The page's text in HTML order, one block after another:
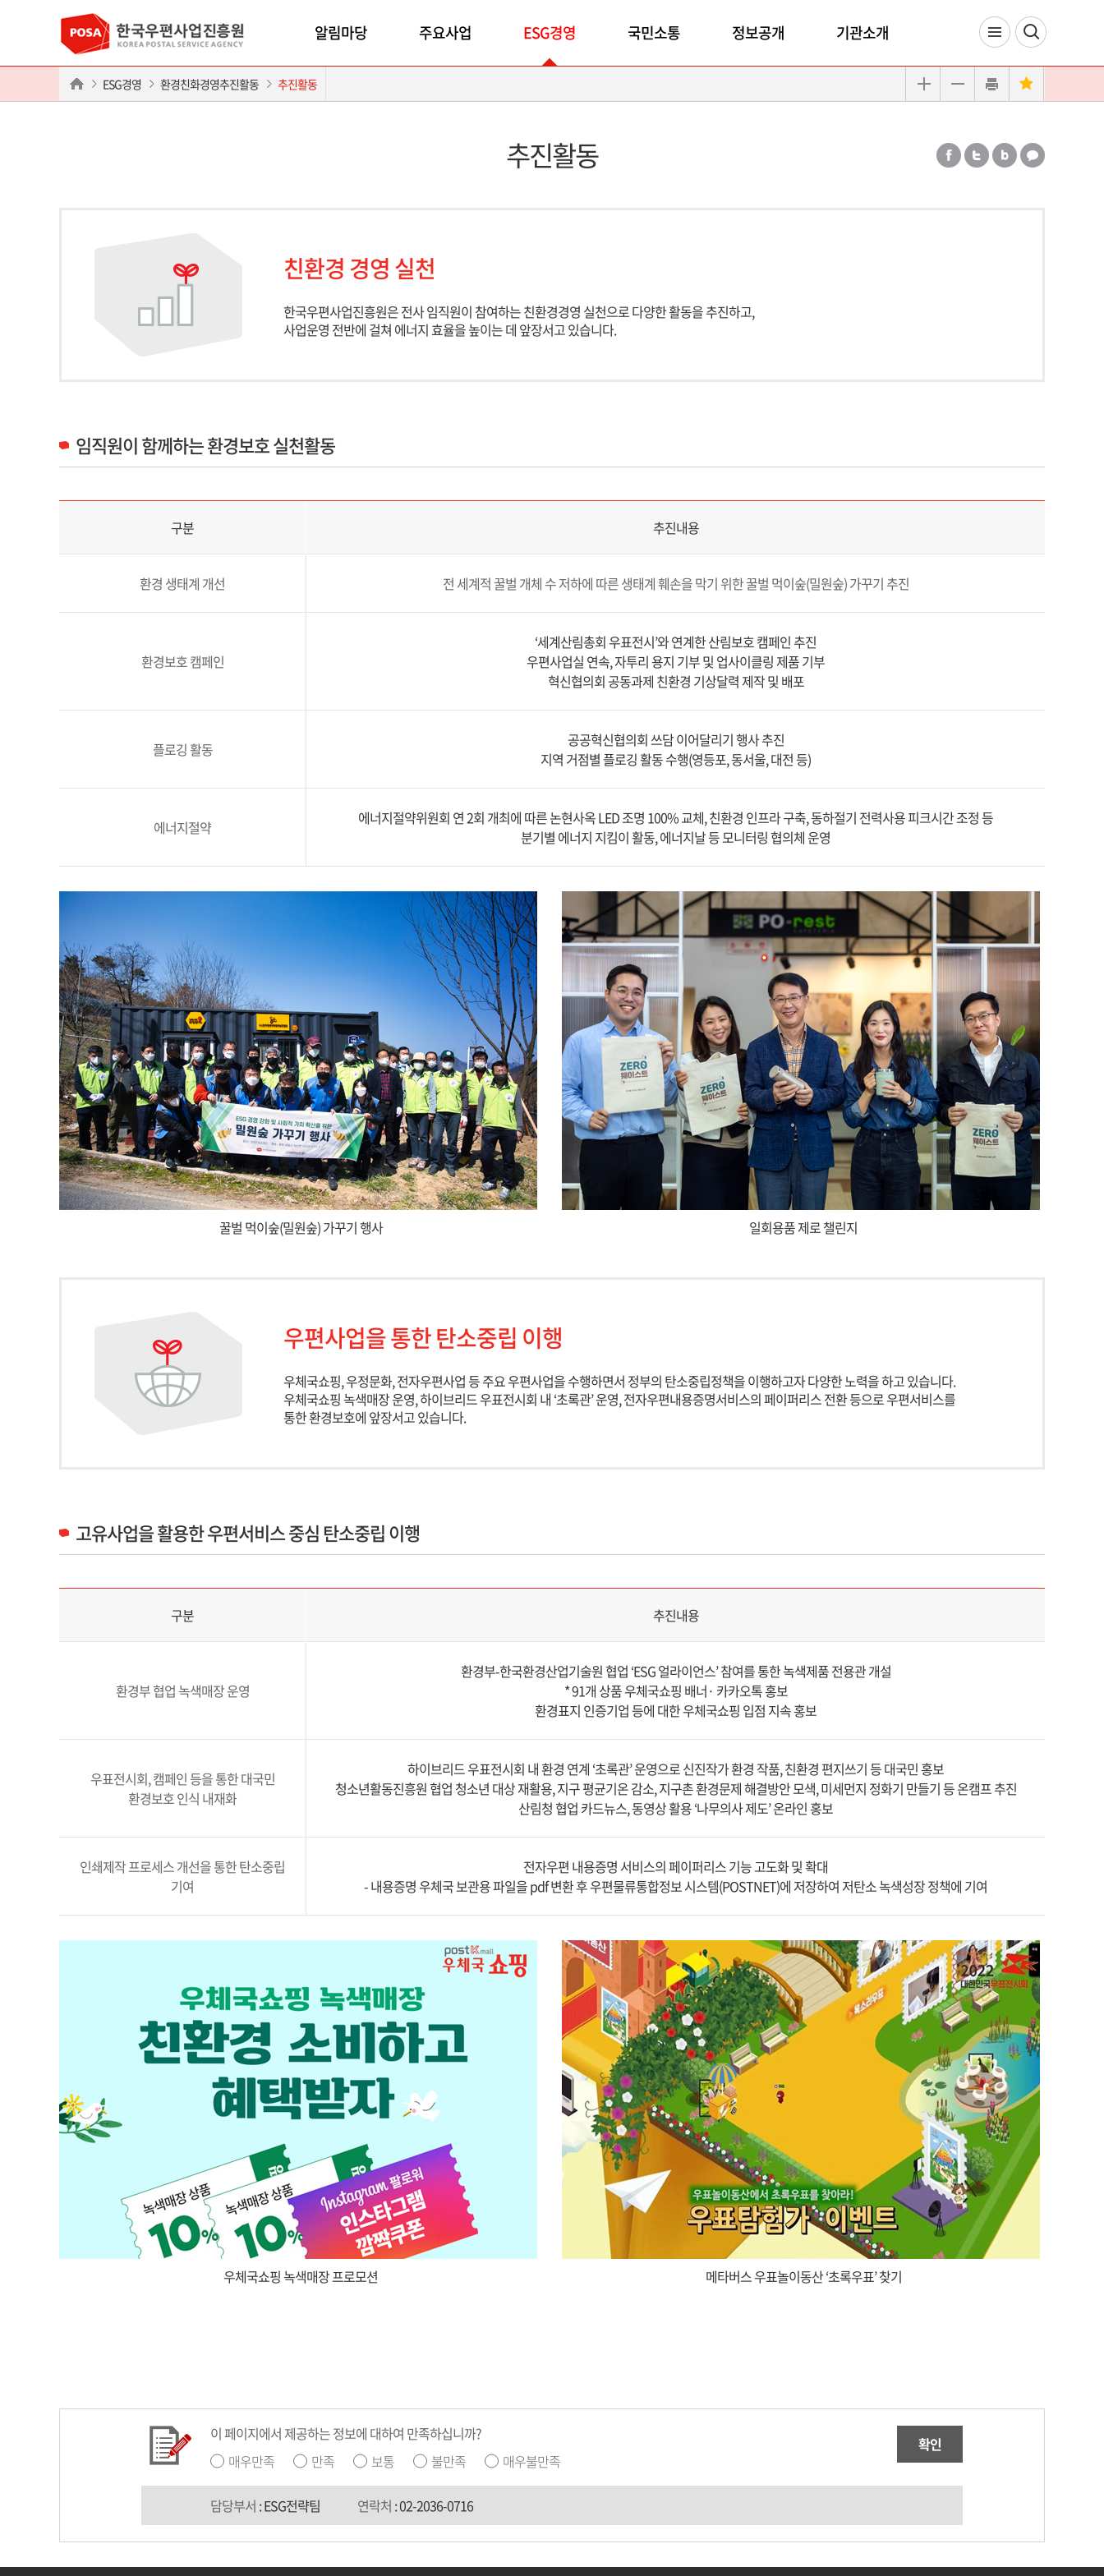
알림마당 주요사업 ESG경영 국민소통 정보공개 기관소개
ESG경영 환경친화경영추진활동 추진활동
추진활동
친환경 경영 실천
한국우편사업진흥원은 전사 임직원이 참여하는 친환경경영 실천으로 다양한 활동을 추진하고,
사업운영 전반에 걸쳐 에너지 효율을 높이는 데 앞장서고 있습니다.
임직원이 함께하는 환경보호 실천활동
임직원 환경보호 실천활동 구분 및 추진내용 정보 제공
구분 추진내용
환경 생태계 개선 전 세계적 꿀벌 개체 수 저하에 따른 생태계 훼손을 막기 위한 꿀벌 먹이숲(밀원숲) 가꾸기 추진
환경보호 캠페인
‘세계산림총회 우표전시’와 연계한 산림보호 캠페인 추진
우편사업실 연속, 자투리 용지 기부 및 업사이클링 제품 기부
혁신협의회 공동과제 친환경 기상달력 제작 및 배포
플로깅 활동
공공혁신협의회 쓰담 이어달리기 행사 추진
지역 거점별 플로깅 활동 수행(영등포, 동서울, 대전 등)
에너지절약
에너지절약위원회 연 2회 개최에 따른 논현사옥 LED 조명 100% 교체, 친환경 인프라 구축, 동하절기 전력사용 피크시간 조정 등
분기별 에너지 지킴이 활동, 에너지날 등 모니터링 협의체 운영
꿀벌 먹이숲(밀원숲) 가꾸기 행사 일회용품 제로 챌린지
우편사업을 통한 탄소중립 이행
우체국쇼핑, 우정문화, 전자우편사업 등 주요 우편사업을 수행하면서 정부의 탄소중립정책을 이행하고자 다양한 노력을 하고 있습니다.
우체국쇼핑 녹색매장 운영, 하이브리드 우표전시회 내 ‘초록관’ 운영, 전자우편내용증명서비스의 페이퍼리스 전환 등으로 우편서비스를
통한 환경보호에 앞장서고 있습니다.
고유사업을 활용한 우편서비스 중심 탄소중립 이행
고유사업을 활용한 우편서비스 중심 탄소중립 이행 구분 및 추진내용 정보 제공
구분 추진내용
환경부 협업 녹색매장 운영
환경부-한국환경산업기술원 협업 ‘ESG 얼라이언스’ 참여를 통한 녹색제품 전용관 개설
* 91개 상품 우체국쇼핑 배너· 카카오톡 홍보
환경표지 인증기업 등에 대한 우체국쇼핑 입점 지속 홍보
우표전시회, 캠페인 등을 통한 대국민
환경보호 인식 내재화
하이브리드 우표전시회 내 환경 연계 ‘초록관’ 운영으로 신진작가 환경 작품, 친환경 편지쓰기 등 대국민 홍보
청소년활동진흥원 협업 청소년 대상 재활용, 지구 평균기온 감소, 지구촌 환경문제 해결방안 모색, 미세먼지 정화기 만들기 등 온캠프 추진
산림청 협업 카드뉴스, 동영상 활용 ‘나무의사 제도’ 온라인 홍보
인쇄제작 프로세스 개선을 통한 탄소중립
기여
전자우편 내용증명 서비스의 페이퍼리스 기능 고도화 및 확대
- 내용증명 우체국 보관용 파일을 pdf 변환 후 우편물류통합정보 시스템(POSTNET)에 저장하여 저탄소 녹색성장 정책에 기여
우체국쇼핑 녹색매장 프로모션 메타버스 우표놀이동산 ‘초록우표’ 찾기
이 페이지에서 제공하는 정보에 대하여 만족하십니까?
매우만족
만족 보통 불만족 매우불만족
확인
담당부서 : ESG전략팀 연락처 :02-2036-0716